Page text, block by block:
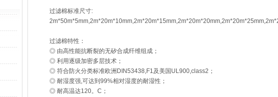
过滤棉标准尺寸:
过滤棉特性：
◎ 由高性能抗断裂的无矽合成纤维组成；
◎ 利用逐级加密多层技术；
◎ 符合防火分类标准欧洲DIN53438,F1及美国UL900,class2；
◎ 耐湿度强,可达到99%相对湿度的耐湿性；
◎ 耐高温达120。C；